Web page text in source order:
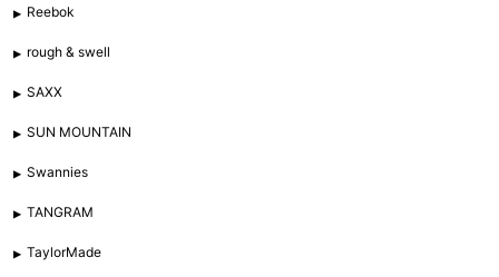
Reebok
rough & swell
SAXX
SUN MOUNTAIN
Swannies
TANGRAM
TaylorMade